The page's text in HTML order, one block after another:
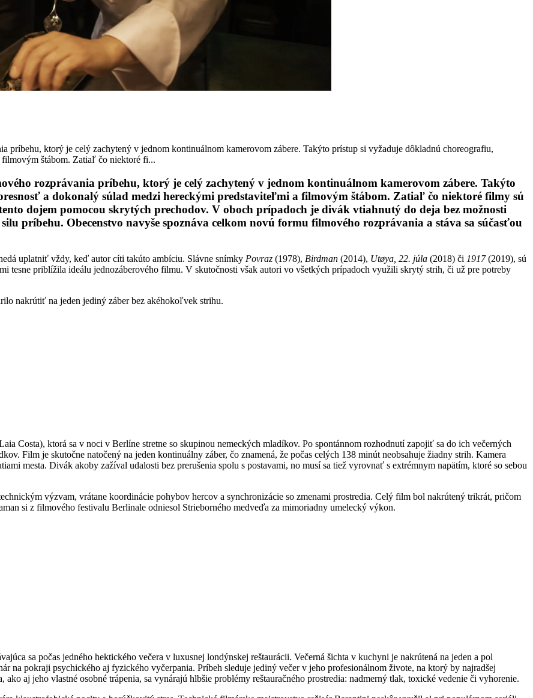
príbehu, ktorý je celý zachytený v jednom kontinuálnom kamerovom zábere. Takýto prístup si vyžaduje dôkladnú choreografiu,
štábom. Zatiaľ čo niektoré fi...
rozprávania príbehu, ktorý je celý zachytený v jednom kontinuálnom kamerovom zábere. Takýto
a dokonalý súlad medzi hereckými predstaviteľmi a filmovým štábom. Zatiaľ čo niektoré filmy sú
dojem pomocou skrytých prechodov. V oboch prípadoch je divák vtiahnutý do deja bez možnosti
príbehu. Obecenstvo navyše spoznáva celkom novú formu filmového rozprávania a stáva sa súčasťou
uplatniť vždy, keď autor cíti takúto ambíciu. Slávne snímky Povraz (1978), Birdman (2014), Utøya, 22. júla (2018) či 1917(2019), sú
tesne priblížila ideálu jednozáberového filmu. V skutočnosti však autori vo všetkých prípadoch využili skrytý strih, či už pre potreby
nakrútiť na jeden jediný záber bez akéhokoľvek strihu.
Costa), ktorá sa v noci v Berlíne stretne so skupinou nemeckých mladíkov. Po spontánnom rozhodnutí zapojiť sa do ich večerných
Film je skutočne natočený na jeden kontinuálny záber, čo znamená, že počas celých 138 minút neobsahuje žiadny strih. Kamera
mesta. Divák akoby zažíval udalosti bez prerušenia spolu s postavami, no musí sa tiež vyrovnať s extrémnym napätím, ktoré so sebou
výzvam, vrátane koordinácie pohybov hercov a synchronizácie so zmenami prostredia. ​Celý film bol nakrútený trikrát, pričom
si z filmového festivalu Berlinale odniesol Strieborného medveďa za mimoriadny umelecký výkon.
sa počas jedného hektického večera v luxusnej londýnskej reštaurácii. Večerná šichta v kuchyni je nakrútená na jeden a pol
na pokraji psychického aj fyzického vyčerpania. Príbeh sleduje jediný večer v jeho profesionálnom živote, na ktorý by najradšej
aj jeho vlastné osobné trápenia, sa vynárajú hlbšie problémy reštauračného prostredia: nadmerný tlak, toxické vedenie či vyhorenie.